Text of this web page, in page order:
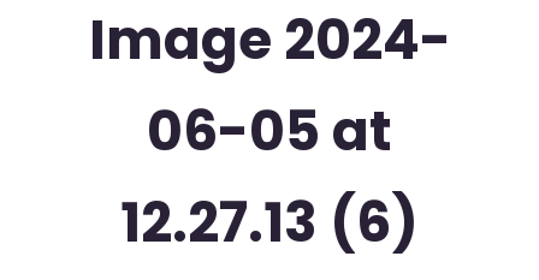
Image 2024-
06-05 at
12.27.13 (6)